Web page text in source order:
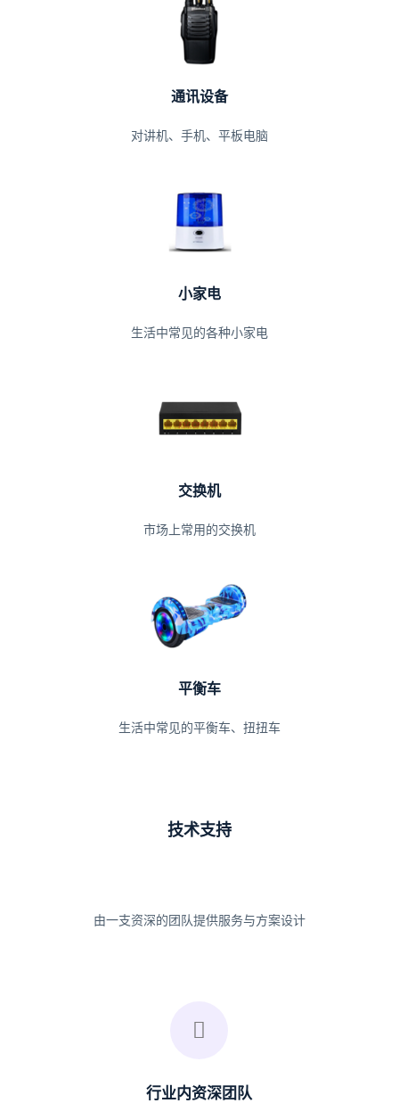
通讯设备
对讲机、手机、平板电脑
小家电
生活中常见的各种小家电
交换机
市场上常用的交换机
平衡车
生活中常见的平衡车、扭扭车
技术支持
由一支资深的团队提供服务与方案设计
行业内资深团队